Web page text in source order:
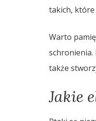
takich, które
Warto
także
Jakie